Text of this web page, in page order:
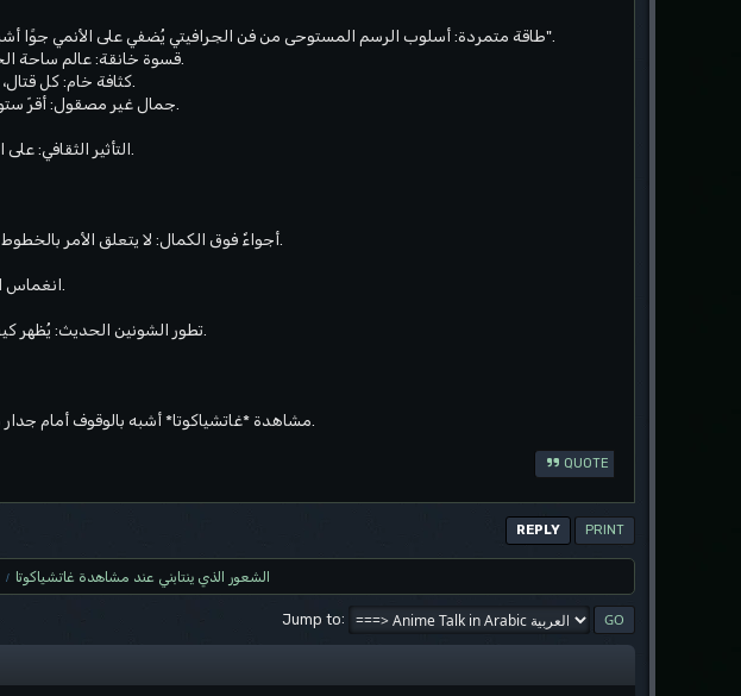
- طاقة متمردة: أسلوب الرسم المستوحى من فن الجرافيتي يُضفي على الأنمي جوًا أشبه بموسيقى البانك. يبدو وكأن المسلسل يصرخ باستمرار: "أرفض أن أكون عاديًا".
QUOTE
REPLY PRINT
/ الشعور الذي ينتابني عند مشاهدة غاتشياكوتا
Jump to